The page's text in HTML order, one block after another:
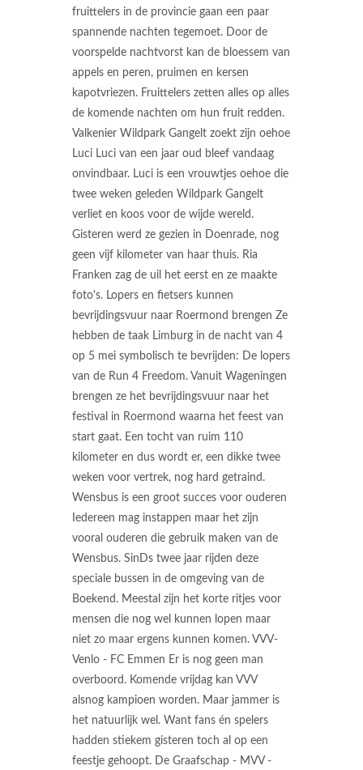
fruittelers in de provincie gaan een paar
spannende nachten tegemoet. Door de
voorspelde nachtvorst kan de bloessem van
appels en peren, pruimen en kersen
kapotvriezen. Fruittelers zetten alles op alles
de komende nachten om hun fruit redden.
Valkenier Wildpark Gangelt zoekt zijn oehoe
Luci Luci van een jaar oud bleef vandaag
onvindbaar. Luci is een vrouwtjes oehoe die
twee weken geleden Wildpark Gangelt
verliet en koos voor de wijde wereld.
Gisteren werd ze gezien in Doenrade, nog
geen vijf kilometer van haar thuis. Ria
Franken zag de uil het eerst en ze maakte
foto's. Lopers en fietsers kunnen
bevrijdingsvuur naar Roermond brengen Ze
hebben de taak Limburg in de nacht van 4
op 5 mei symbolisch te bevrijden: De lopers
van de Run 4 Freedom. Vanuit Wageningen
brengen ze het bevrijdingsvuur naar het
festival in Roermond waarna het feest van
start gaat. Een tocht van ruim 110
kilometer en dus wordt er, een dikke twee
weken voor vertrek, nog hard getraind.
Wensbus is een groot succes voor ouderen
Iedereen mag instappen maar het zijn
vooral ouderen die gebruik maken van de
Wensbus. SinDs twee jaar rijden deze
speciale bussen in de omgeving van de
Boekend. Meestal zijn het korte ritjes voor
mensen die nog wel kunnen lopen maar
niet zo maar ergens kunnen komen. VVV-
Venlo - FC Emmen Er is nog geen man
overboord. Komende vrijdag kan VVV
alsnog kampioen worden. Maar jammer is
het natuurlijk wel. Want fans én spelers
hadden stiekem gisteren toch al op een
feestje gehoopt. De Graafschap - MVV -